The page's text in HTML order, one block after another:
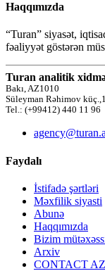
Haqqımızda
“Turan” siyasət,
fəaliyyət göstərən
Turan analitik
Bakı, AZ1010
Süleyman Rəhimov
Tel.: (+99412) 440 11 96
Faydalı
İstifadə şərtləri
Məxfilik siyasti
Abunə
Haqqımızda
Bizim
Arxiv
CONTACT AZ